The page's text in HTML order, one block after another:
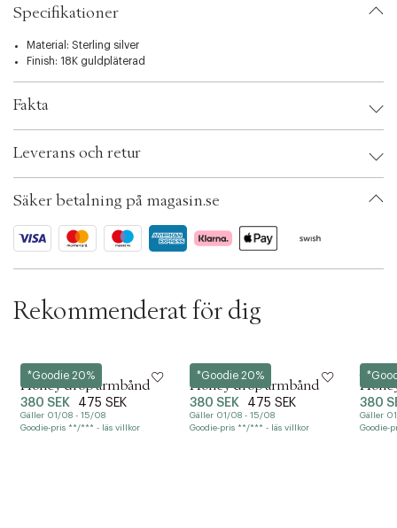
s
l
e
c
t
i
o
n
Handgjord i 18K - 925 sterlingsilver med e-beläggning.
Med en kurerad blandning av mjuka -glaspärlor, äkta sötvattenpärlor och
en gnistrande teardrop zirconia charm.
- och allergivänlig för bekväm vardagsklädsel.
Specifikationer
Material: Sterling silver
Finish: 18K guldpläterad
Fakta
EAN: 5713395176711
Ax numbers: 07136661
ID: BRCD48-030Y
Leverans och retur
Säker betalning på magasin.se
Rekommenderat för dig
*Goodie 20%
Hultquist
Honey drop armbånd
380 SEK 475 SEK
Gäller 01/08 - 15/08
Goodie-pris **/*** - läs villkor
*Goodie 20%
Hultquist
Honey drop armbånd
380 SEK 475 SEK
Gäller 01/08 - 15/08
Goodie-pris **/*** - läs villkor
380
Gäller
Goodie-